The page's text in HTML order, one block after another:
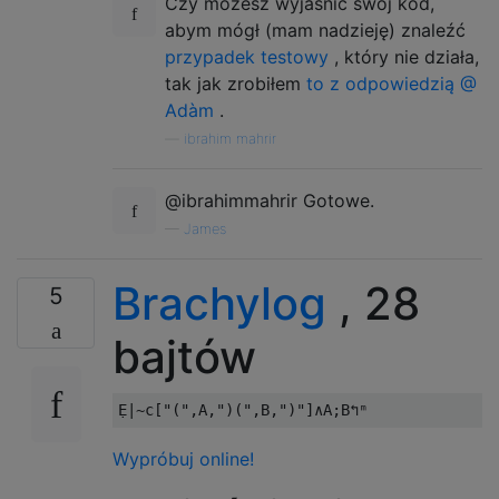
beq     getkey          ;
bne     prepout         ;
checkout:       lda     $fe             ;
cmp     $fb             ;
beq     getkey          ;
prepout:        sei                     ;
and     #$7f            ;
sta     ($d1),y         ;
ldx     $cf             ;
beq     store           ;
ldy     $d3             ;
lda     ($d1),y         ;
sta     ($d1),y         ;
store:          cli                     ;
abym mógł (mam nadzieję) znaleźć
przypadek testowy , który nie działa,
tak jak zrobiłem to z odpowiedzią @
Adàm .
ibrahim mahrir
@ibrahimmahrir Gotowe.
James
5 Brachylog , 28
bajtów
Wypróbuj online!